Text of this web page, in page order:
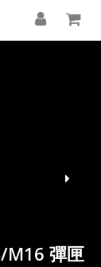
M16 彈匣